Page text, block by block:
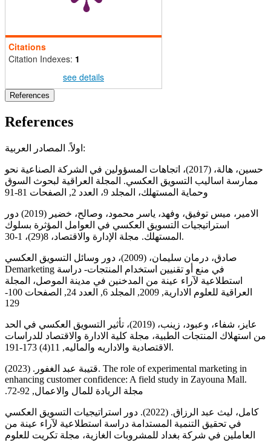
Citations
Citation Indexes: 1
see details
References
References
اولاً. المصادر العربية:
‏ حسين، هالة، (2017)، اتجاهات المسؤولين في الشركة الصناعية نحو
ممارسة اساليب التسويق العكسي. المجلة العراقية لبحوث السوق
وحماية المستهلك، المجلد 9، العدد 2, الصفحات 81-91
الامير، ميس توفيق، وفهد، ياسر محمود، وصالح، خضير (2019) دور
استراتيجيات التسويق العكسي في العوامل المؤثرة بسلوك
المستهلك. مجلة الإدارة والاقتصاد، 8(29)، 1-30.
صادق، درمان سليمان، (2009)، دور وسائل التسويق العكسي
Demarketing في منع أو تقنيين استخدام المنتجات- دراسة
استطلاعية لآراء عينة من المدخنين في مدينة الموصل، المجلة
العراقية للعلوم الادارية, 2009, المجلد 6, العدد 24, الصفحات 100-
129
عايز، شفاء، وعبود، زينب، (2019)، تأثير التسويق العكسي في الحد
من استهلاك المنتجات الطبية، مجلة كلية الادارة والاقتصاد للدراسات
الاقتصادية والاداريه والماليه, 11(4) 173-191.
قتيبة عبد الغفور. (2023). The role of experimental marketing in
enhancing customer confidence: A field study in Zayouna Mall.
مجلة الريادة للمال والاعمال, 92-72.‏
كامل، ليث عبد الرزاق. (2022). دور استراتيجيات التسويق العكسي
في تحقيق التنمية المستدامة دراسة استطلاعية لآراء عينة من
العاملين في شركة بغداد للمشروبات الغازية، مجلة تكريت للعلوم